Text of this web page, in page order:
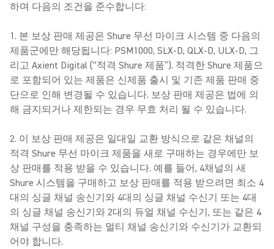
하며 다음의 조건을 준수합니다:
1. 본 보상 판매 제공은 Shure 무선 마이크 시스템 중 다음의
제품군에만 해당됩니다: PSM1000, SLX-D, QLX-D, ULX-D, 그
리고 Axient Digital (“적격 Shure 제품”). 적격한 Shure 제품으
로 포함되어 있는 제품은 신제품 출시 및 기존 제품 판매 중
단으로 인해 변경될 수 있습니다. 보상 판매 제공은 법에 의
해 금지되거나 제한되는 경우 무효 처리 될 수 있습니다.
2. 이 보상 판매 제공은 일대일 교환 방식으로 같은 채널의
적격 Shure 무선 마이크 제품을 새로 구매하는 경우에만 보
상 판매를 적용 받을 수 있습니다. 예를 들어, 4채널의 새
Shure 시스템을 구매하고 보상 판매를 적용 받으려면 최소 4
대의 싱글 채널 송신기와 4대의 싱글 채널 수신기 또는 4대
의 싱글 채널 송신기와 2대의 듀얼 채널 수신기, 또는 같은 4
채널 구성을 충족하는 멀티 채널 송신기와 수신기가 교환되
어야 합니다.